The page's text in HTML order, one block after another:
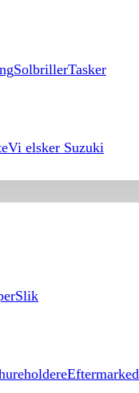
SolbrillerTasker
Vi elsker Suzuki
Slik